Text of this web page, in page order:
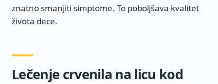
znatno smanjiti simptome. To poboljšava kvalitet
života dece.
Lečenje crvenila na licu kod